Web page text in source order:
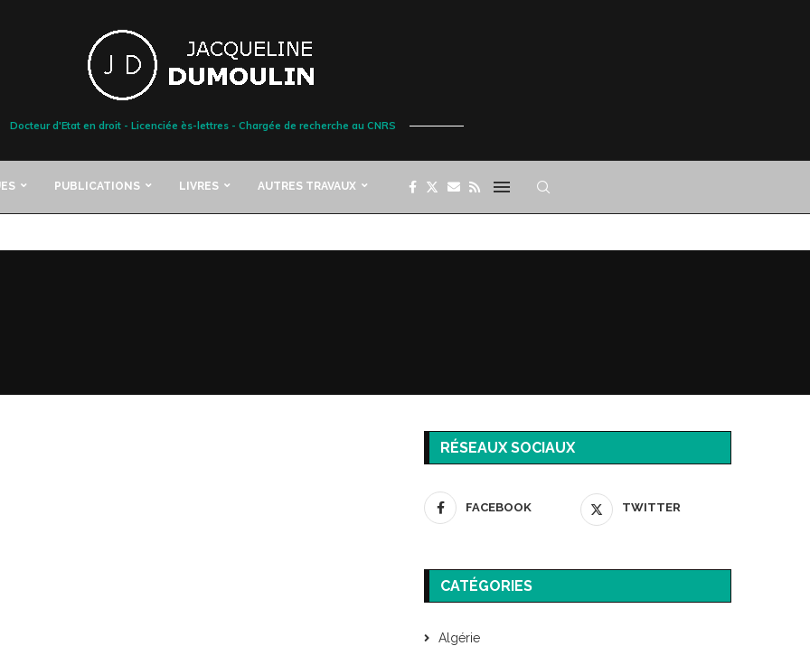
Docteur d'Etat en droit - Licenciée ès-lettres - Chargée de recherche au CNRS
PUBLICATIONS LIVRES AUTRES TRAVAUX
RÉSEAUX SOCIAUX
FACEBOOK TWITTER
CATÉGORIES
Algérie